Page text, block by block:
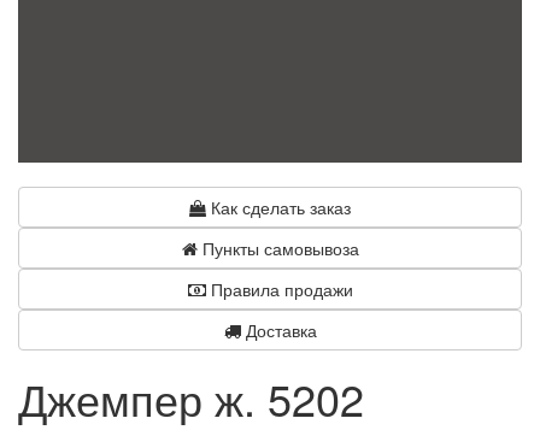
Как сделать заказ
Пункты самовывоза
Правила продажи
Доставка
Джемпер ж. 5202